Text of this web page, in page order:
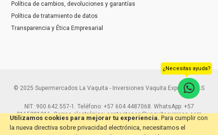
Utilizamos cookies para mejorar tu experiencia. Para cumplir con
la nueva directiva sobre privacidad electrónica, necesitamos el
Política de cambios, devoluciones y garantías
Política de tratamiento de datos
Transparencia y Ética Empresarial
© 2025 Supermercados La Vaquita - Inversiones Vaquita Express S.A.S
NIT: 900.642.557-1. Teléfono: +57 604 4487068. WhatsApp: +57
3165291216. Correo electrónico: contactenos@vaquitaexpress.com
¿Necesitas ayuda?